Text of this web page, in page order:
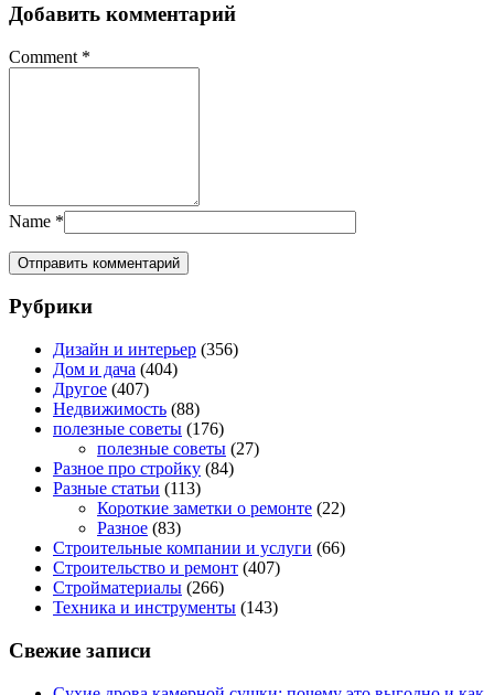
Добавить комментарий
Comment *
Name *
Рубрики
Дизайн и интерьер (356)
Дом и дача (404)
Другое (407)
Недвижимость (88)
полезные советы (176)
полезные советы (27)
Разное про стройку (84)
Разные статьи (113)
Короткие заметки о ремонте (22)
Разное (83)
Строительные компании и услуги (66)
Строительство и ремонт (407)
Стройматериалы (266)
Техника и инструменты (143)
Свежие записи